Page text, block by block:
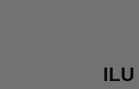
ILU